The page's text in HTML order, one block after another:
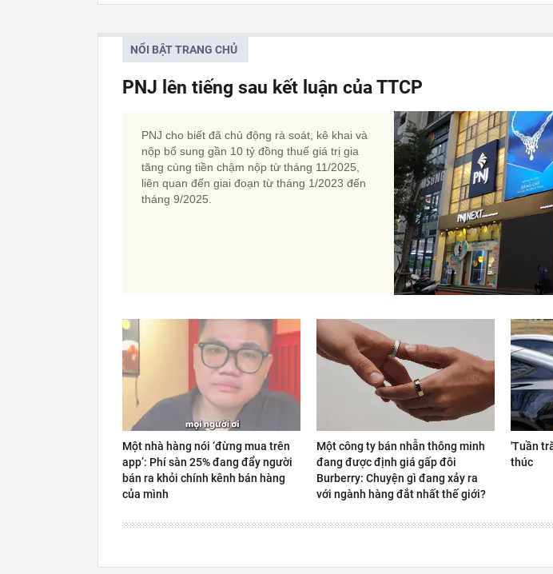
NỔI BẬT TRANG CHỦ
PNJ lên tiếng sau kết luận của TTCP
PNJ cho biết đã chủ động rà soát, kê khai và
nộp bổ sung gần 10 tỷ đồng thuế giá trị gia
tăng cùng tiền chậm nộp từ tháng 11/2025,
liên quan đến giai đoạn từ tháng 1/2023 đến
tháng 9/2025.
Một nhà hàng nói ‘đừng mua trên
app’: Phí sàn 25% đang đẩy người
bán ra khỏi chính kênh bán hàng
của mình
Một công ty bán nhẫn thông minh
đang được định giá gấp đôi
Burberry: Chuyện gì đang xảy ra
với ngành hàng đắt nhất thế giới?
'Tuần
thúc